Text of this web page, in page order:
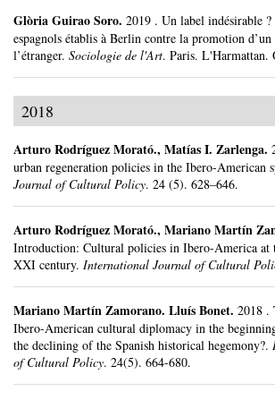
Glòria Guirao Soro. 2019 . Un label indésirable
espagnols établis à Berlin contre la promotion
l’étranger. Sociologie de l'Art. Paris. L'Harmattan.
2018
Arturo Rodríguez Morató., Matías I. Zarlenga.
urban regeneration policies in the Ibero-American
Journal of Cultural Policy. 24 (5). 628–646.
Arturo Rodríguez Morató., Mariano Martín
Introduction: Cultural policies in Ibero-America at
XXI century. International Journal of Cultural
Mariano Martín Zamorano. Lluís Bonet. 2018 .
Ibero-American cultural diplomacy in the
the declining of the Spanish historical hegemony?.
of Cultural Policy. 24(5). 664-680.